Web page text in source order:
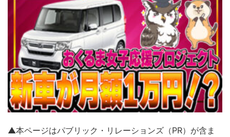
▲本ページはパブリック・リレーションズ（PR） が含ま